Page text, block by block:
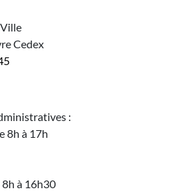
Cedex
:
8h à 17h
à 16h30